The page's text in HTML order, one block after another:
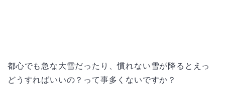
都心でも急な大雪だったり、慣れない雪が降るとえっ
どうすればいいの？って事多くないですか？